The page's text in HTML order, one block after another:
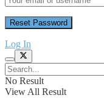
Log In
No Result
View All Result